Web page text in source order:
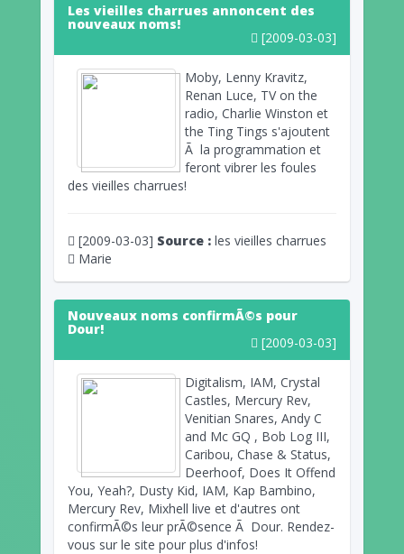
Les vieilles charrues annoncent des
nouveaux noms!
[2009-03-03]
Moby, Lenny Kravitz,
Renan Luce, TV on the
radio, Charlie Winston et
the Ting Tings s'ajoutent
Ã la programmation et
feront vibrer les foules
des vieilles charrues!
[2009-03-03] Source : les vieilles charrues
Marie
Nouveaux noms confirmÃ©s pour
Dour!
[2009-03-03]
Digitalism, IAM, Crystal
Castles, Mercury Rev,
Venitian Snares, Andy C
and Mc GQ , Bob Log III,
Caribou, Chase & Status,
Deerhoof, Does It Offend
You, Yeah?, Dusty Kid, IAM, Kap Bambino,
Mercury Rev, Mixhell live et d'autres ont
confirmÃ©s leur prÃ©sence Ã Dour. Rendez-
vous sur le site pour plus d'infos!